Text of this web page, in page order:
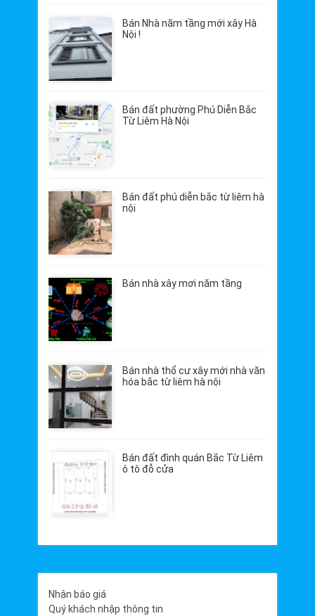
Bán Nhà năm tầng mới xây Hà
Nội !
Bán đất phường Phú Diễn Bắc
Từ Liêm Hà Nội
Bán đất phú diễn bắc từ liêm hà
nội
Bán nhà xây mơi năm tầng
Bán nhà thổ cư xây mới nhà văn
hóa bắc từ liêm hà nội
Bán đất đình quán Bắc Từ Liêm
ô tô đỗ cửa
Nhận báo giá
Quý khách nhập thông tin